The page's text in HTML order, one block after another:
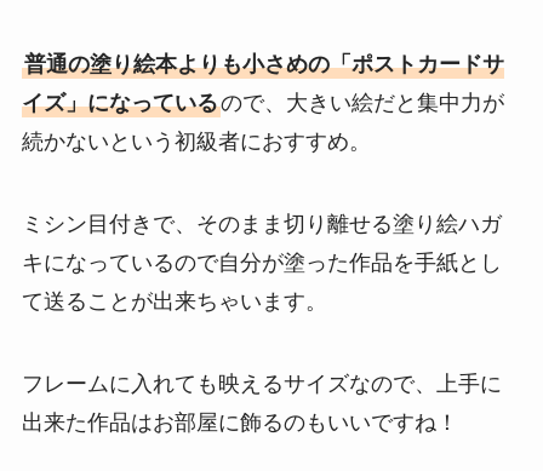
普通の塗り絵本よりも小さめの「ポストカードサ
イズ」になっているので、大きい絵だと集中力が
続かないという初級者におすすめ。
ミシン目付きで、そのまま切り離せる塗り絵ハガ
キになっているので自分が塗った作品を手紙とし
て送ることが出来ちゃいます。
フレームに入れても映えるサイズなので、上手に
出来た作品はお部屋に飾るのもいいですね！